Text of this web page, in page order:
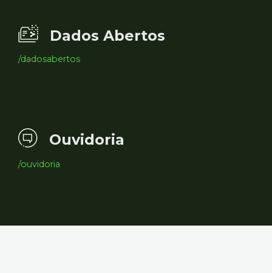
Dados Abertos
/dadosabertos
Ouvidoria
/ouvidoria